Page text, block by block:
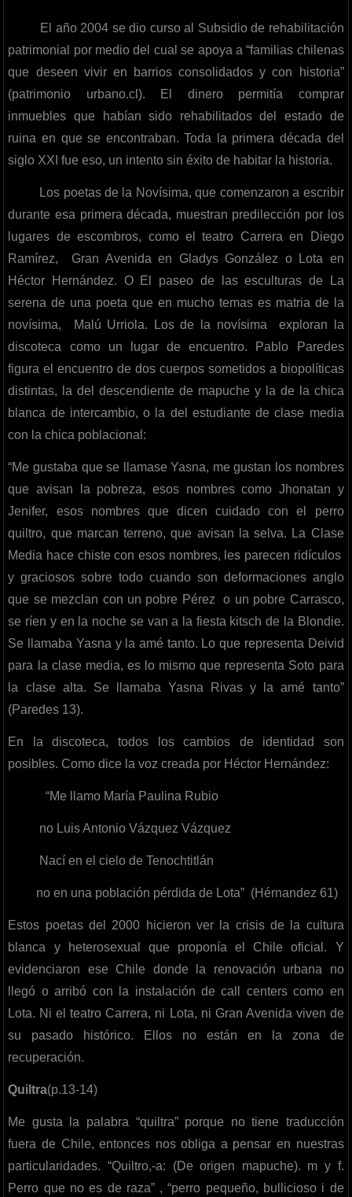
El año 2004 se dio curso al Subsidio de rehabilitación
patrimonial por medio del cual se apoya a “familias chilenas
que deseen vivir en barrios consolidados y con historia”
(patrimonio urbano.cl). El dinero permitía comprar
inmuebles que habían sido rehabilitados del estado de
ruina en que se encontraban. Toda la primera década del
siglo XXI fue eso, un intento sin éxito de habitar la historia.
Los poetas de la Novísima, que comenzaron a escribir
durante esa primera década, muestran predilección por los
lugares de escombros, como el teatro Carrera en Diego
Ramírez, Gran Avenida en Gladys González o Lota en
Héctor Hernández. O El paseo de las esculturas de La
serena de una poeta que en mucho temas es matria de la
novísima, Malú Urriola. Los de la novísima exploran la
discoteca como un lugar de encuentro. Pablo Paredes
figura el encuentro de dos cuerpos sometidos a biopolíticas
distintas, la del descendiente de mapuche y la de la chica
blanca de intercambio, o la del estudiante de clase media
con la chica poblacional:
“Me gustaba que se llamase Yasna, me gustan los nombres
que avisan la pobreza, esos nombres como Jhonatan y
Jenifer, esos nombres que dicen cuidado con el perro
quiltro, que marcan terreno, que avisan la selva. La Clase
Media hace chiste con esos nombres, les parecen ridículos
y graciosos sobre todo cuando son deformaciones anglo
que se mezclan con un pobre Pérez o un pobre Carrasco,
se ríen y en la noche se van a la fiesta kitsch de la Blondie.
Se llamaba Yasna y la amé tanto. Lo que representa Deivid
para la clase media, es lo mismo que representa Soto para
la clase alta. Se llamaba Yasna Rivas y la amé tanto”
(Paredes 13).
En la discoteca, todos los cambios de identidad son
posibles. Como dice la voz creada por Héctor Hernández:
“Me llamo María Paulina Rubio
no Luis Antonio Vázquez Vázquez
Nací en el cielo de Tenochtitlán
no en una población pérdida de Lota” (Hérnandez 61)
Estos poetas del 2000 hicieron ver la crisis de la cultura
blanca y heterosexual que proponía el Chile oficial. Y
evidenciaron ese Chile donde la renovación urbana no
llegó o arribó con la instalación de call centers como en
Lota. Ni el teatro Carrera, ni Lota, ni Gran Avenida viven de
su pasado histórico. Ellos no están en la zona de
recuperación.
Quiltra(p.13-14)
Me gusta la palabra “quiltra” porque no tiene traducción
fuera de Chile, entonces nos obliga a pensar en nuestras
particularidades. “Quiltro,-a: (De origen mapuche). m y f.
Perro que no es de raza” , “perro pequeño, bullicioso i de